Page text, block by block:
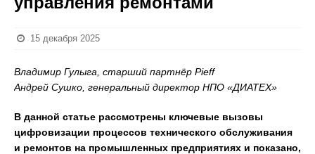
15 декабря 2025
Владимир Гулыга, старший партнёр Pieff
Андрей Сушко, генеральный директор НПО «ДИАТЕХ»
В данной статье рассмотрены ключевые вызовы
цифровизации процессов технического обслуживания
и ремонтов на промышленных предприятиях и показано,